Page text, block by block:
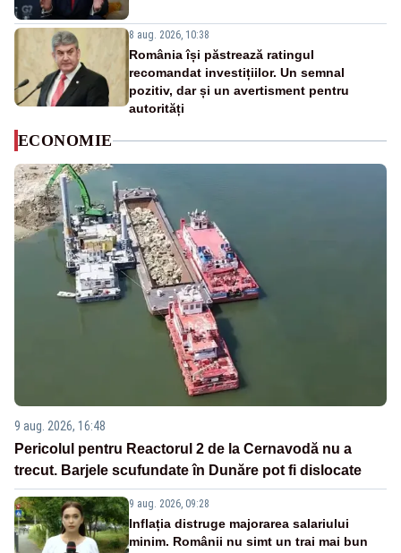
8 aug. 2026, 10:38
România își păstrează ratingul
recomandat investițiilor. Un semnal
pozitiv, dar și un avertisment pentru
autorități
ECONOMIE
9 aug. 2026, 16:48
Pericolul pentru Reactorul 2 de la Cernavodă nu a
trecut. Barjele scufundate în Dunăre pot fi dislocate
9 aug. 2026, 09:28
Inflația distruge majorarea salariului
minim. Românii nu simt un trai mai bun